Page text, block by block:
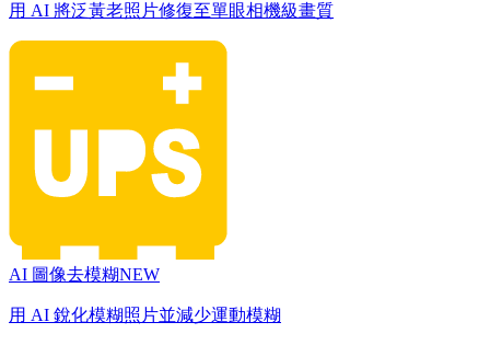
用 AI 將泛黃老照片修復至單眼相機級畫質
AI 圖像去模糊NEW
用 AI 銳化模糊照片並減少運動模糊